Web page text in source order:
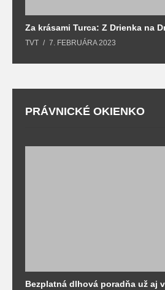
Za krásami Turca: Z Drienka na
TVT 7. FEBRUÁRA 2023
PRÁVNICKÉ OKIENKO
Bezplatná dlhová poradňa už aj